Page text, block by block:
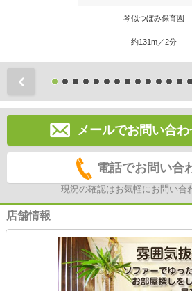
琴似つぼみ保育園
約131m／2分
メールでお問い合
電話でお問い合
現況の確認はお気軽にお問い合
店舗情報